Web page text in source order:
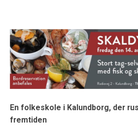
En folkeskole i Kalundborg, der
fremtiden